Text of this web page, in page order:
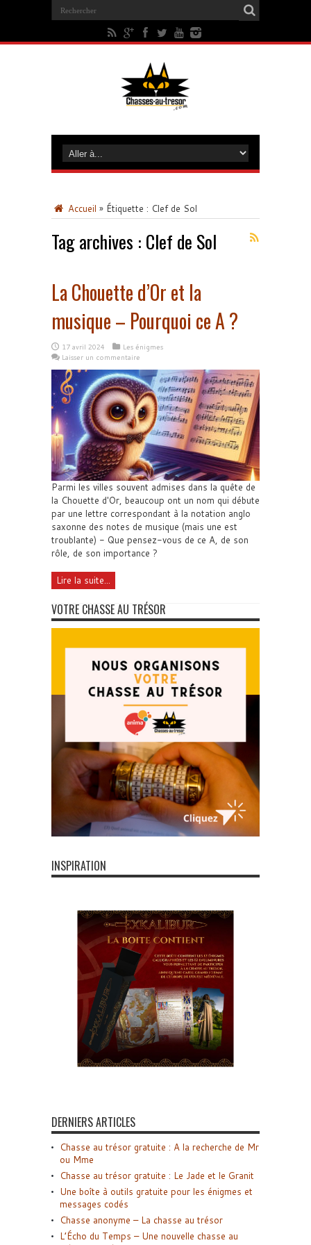
Accueil » Étiquette : Clef de Sol
Tag archives : Clef de Sol
La Chouette d’Or et la
musique – Pourquoi ce A ?
17 avril 2024
Les énigmes
Laisser un commentaire
Parmi les villes souvent admises dans la quête de
la Chouette d'Or, beaucoup ont un nom qui débute
par une lettre correspondant à la notation anglo
saxonne des notes de musique (mais une est
troublante) - Que pensez-vous de ce A, de son
rôle, de son importance ?
Lire la suite...
VOTRE CHASSE AU TRÉSOR
INSPIRATION
DERNIERS ARTICLES
Chasse au trésor gratuite : A la recherche de Mr
ou Mme
Chasse au trésor gratuite : Le Jade et le Granit
Une boîte à outils gratuite pour les énigmes et
messages codés
Chasse anonyme – La chasse au trésor
L’Écho du Temps – Une nouvelle chasse au